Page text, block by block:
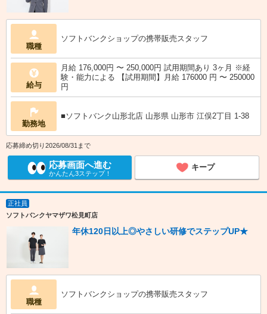
職種
ソフトバンクショップの携帯販売スタッフ
給与
月給 176,000円 〜 250,000円 試用期間あり 3ヶ月 ※経
験・能力による 【試用期間】月給 176000 円 〜 250000
円
勤務地
■ソフトバンク山形北店 山形県 山形市 江俣2丁目 1‐38
応募締め切り2026/08/31まで
応募画面へ進む
かんたん3ステップ！
キープ
正社員
ソフトバンクヤマザワ松見町店
年休120日以上◎やさしい研修でステップUP★
職種
ソフトバンクショップの携帯販売スタッフ